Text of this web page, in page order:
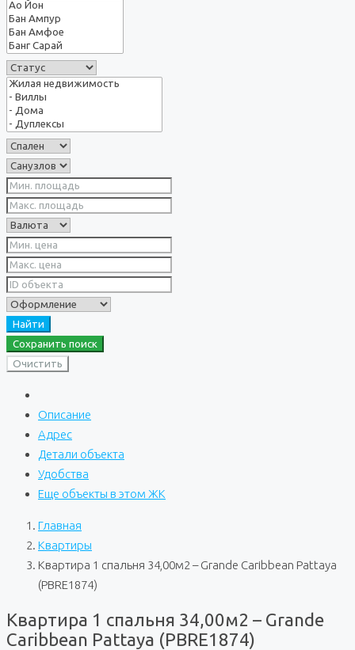
Найти
Сохранить поиск
Очистить
Описание
Адрес
Детали объекта
Удобства
Еще объекты в этом ЖК
Главная
Квартиры
Квартира 1 спальня 34,00м2 – Grande Caribbean Pattaya
(PBRE1874)
Квартира 1 спальня 34,00м2 – Grande
Caribbean Pattaya (PBRE1874)